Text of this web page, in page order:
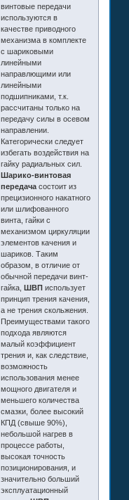
винтовые передачи
используются в
качестве приводного
механизма в комплекте
с шариковыми
линейными
направлющими или
линейными
подшипниками, т.к.
рассчитаны только на
передачу силы в осевом
направлении.
Категорически следует
избегать воздействия на
гайку радиальных сил.
Шарико-винтовая
передачасостоит из
прецизионного накатного
или шлифованного
винта, гайки с
механизмом циркуляции
элементов качения и
шариков. Таким
образом, в отличие от
обычной передачи винт-
гайка, ШВПиспользует
принцип трения качения,
а не трения скольжения.
Преимуществами такого
подхода являются
малый коэффициент
трения и, как следствие,
возможность
использования менее
мощного двигателя и
меньшего количества
смазки, более высокий
КПД (свыше 90%),
небольшой нагрев в
процессе работы,
высокая точность
позиционирования, и
значительно больший
эксплуатационный